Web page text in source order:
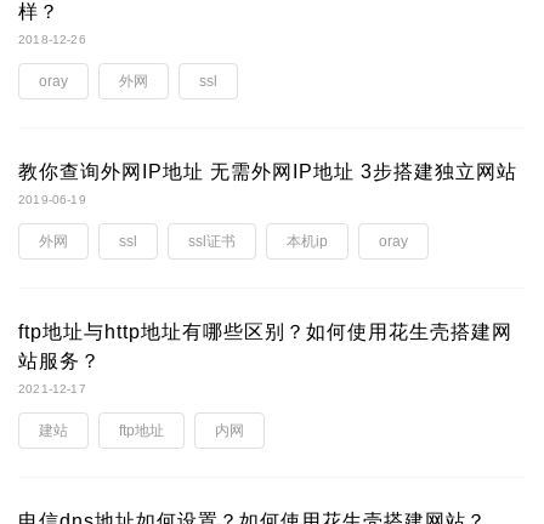
样？
2018-12-26
oray 外网 ssl
教你查询外网IP地址 无需外网IP地址 3步搭建独立网站
2019-06-19
外网 ssl ssl证书 本机ip oray
ftp地址与http地址有哪些区别？如何使用花生壳搭建网
站服务？
2021-12-17
建站 ftp地址 内网